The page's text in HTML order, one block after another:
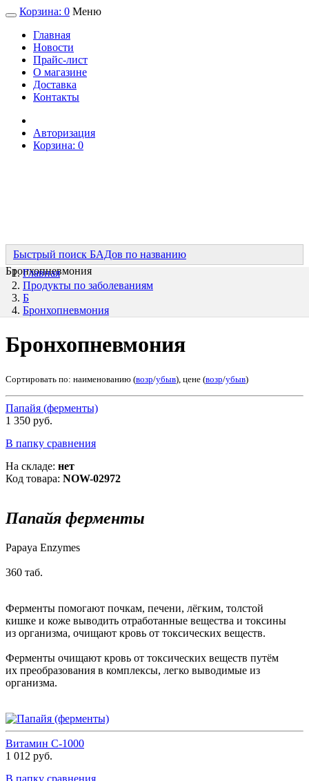
Корзина: 0 Меню
Главная
Новости
Прайс-лист
О магазине
Доставка
Контакты
Авторизация
Корзина: 0
Быстрый поиск БАДов по названию
Бронхопневмония
Главная
Продукты по заболеваниям
Б
Бронхопневмония
Бронхопневмония
Сортировать по: наименованию (возр/убыв), цене (возр/убыв)
Папайя (ферменты)
1 350 руб.
В папку сравнения
На складе: нет
Код товара: NOW-02972
Папайя ферменты
Papaya Enzymes
360 таб.
Ферменты помогают почкам, печени, лёгким, толстой
кишке и коже выводить отработанные вещества и токсины
из организма, очищают кровь от токсических веществ.
Ферменты очищают кровь от токсических веществ путём
их преобразования в комплексы, легко выводимые из
организма.
Витамин С-1000
1 012 руб.
В папку сравнения